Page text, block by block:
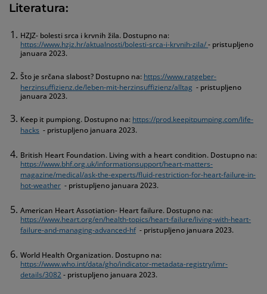
Literatura:
HZJZ- bolesti srca i krvnih žila. Dostupno na:
https://www.hzjz.hr/aktualnosti/bolesti-srca-i-krvnih-zila/- pristupljeno
januara 2023.
Što je srčana slabost? Dostupno na: https://www.ratgeber-
herzinsuffizienz.de/leben-mit-herzinsuffizienz/alltag - pristupljeno
januara 2023.
Keep it pumpiong. Dostupno na: https://prod.keepitpumping.com/life-
hacks - pristupljeno januara 2023.
British Heart Foundation. Living with a heart condition. Dostupno na:
https://www.bhf.org.uk/informationsupport/heart-matters-
magazine/medical/ask-the-experts/fluid-restriction-for-heart-failure-in-
hot-weather - pristupljeno januara 2023.
American Heart Assotiation- Heart failure. Dostupno na:
https://www.heart.org/en/health-topics/heart-failure/living-with-heart-
failure-and-managing-advanced-hf- pristupljeno januara 2023.
World Health Organization. Dostupno na:
https://www.who.int/data/gho/indicator-metadata-registry/imr-
details/3082 - pristupljeno januara 2023.